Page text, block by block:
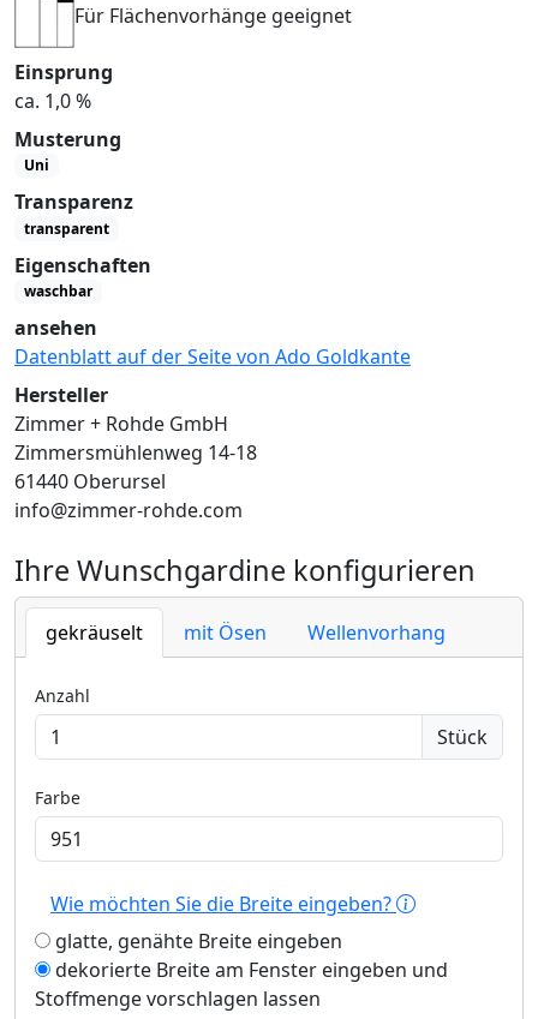
Für Flächenvorhänge geeignet
Einsprung
ca. 1,0 %
Musterung
Uni
Transparenz
transparent
Eigenschaften
waschbar
ansehen
Datenblatt auf der Seite von Ado Goldkante
Hersteller
Zimmer + Rohde GmbH
Zimmersmühlenweg 14-18
61440 Oberursel
info@zimmer-rohde.com
Ihre Wunschgardine konfigurieren
gekräuselt mit Ösen Wellenvorhang
Anzahl
Stück
Farbe
Wie möchten Sie die Breite eingeben?
glatte, genähte Breite eingeben
dekorierte Breite am Fenster eingeben und
Stoffmenge vorschlagen lassen